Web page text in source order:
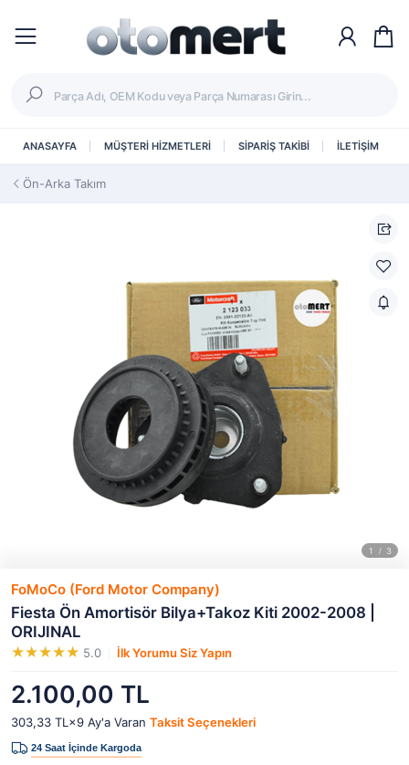
ANASAYFA MÜŞTERİ HİZMETLERİ SİPARİŞ TAKİBİ İLETİŞİM
Ön-Arka Takım
FoMoCo (Ford Motor Company)
Fiesta Ön Amortisör Bilya+Takoz Kiti 2002-2008 |
ORIJINAL
5.0 İlk Yorumu Siz Yapın
2.100,00 TL
303,33 TL×9 Ay'a Varan Taksit Seçenekleri